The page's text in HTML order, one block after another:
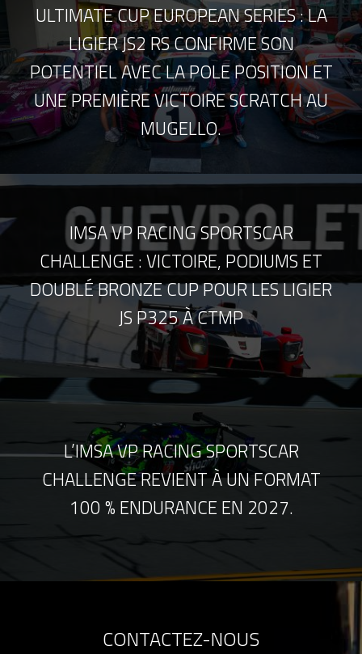
ULTIMATE CUP EUROPEAN SERIES : LA
LIGIER JS2 RS CONFIRME SON
POTENTIEL AVEC LA POLE POSITION ET
UNE PREMIÈRE VICTOIRE SCRATCH AU
MUGELLO.
IMSA VP RACING SPORTSCAR
CHALLENGE : VICTOIRE, PODIUMS ET
DOUBLÉ BRONZE CUP POUR LES LIGIER
JS P325 À CTMP
L’IMSA VP RACING SPORTSCAR
CHALLENGE REVIENT À UN FORMAT
100 % ENDURANCE EN 2027.
CONTACTEZ-NOUS